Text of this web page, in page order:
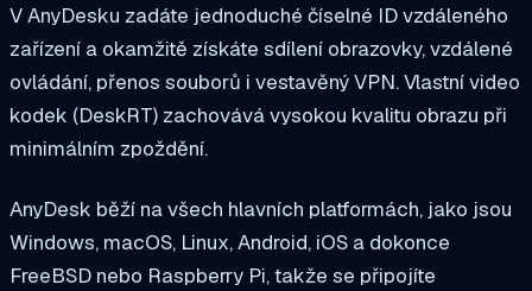
V AnyDesku zadáte jednoduché číselné ID vzdáleného
zařízení a okamžitě získáte sdílení obrazovky, vzdálené
ovládání, přenos souborů i vestavěný VPN. Vlastní video
kodek (DeskRT) zachovává vysokou kvalitu obrazu při
minimálním zpoždění.
AnyDesk běží na všech hlavních platformách, jako jsou
Windows, macOS, Linux, Android, iOS a dokonce
FreeBSD nebo Raspberry Pi, takže se připojíte